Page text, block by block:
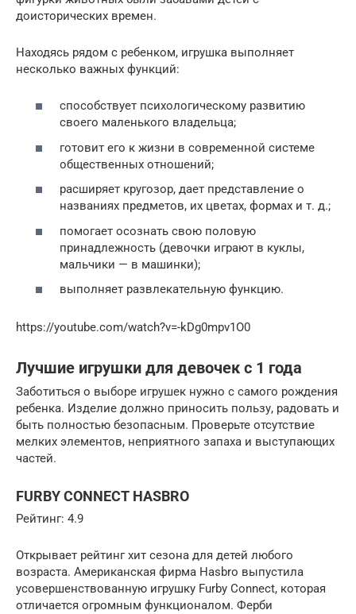
доисторических времен.
Находясь рядом с ребенком, игрушка выполняет
несколько важных функций:
способствует психологическому развитию
своего маленького владельца;
готовит его к жизни в современной системе
общественных отношений;
расширяет кругозор, дает представление о
названиях предметов, их цветах, формах и т. д.;
помогает осознать свою половую
принадлежность (девочки играют в куклы,
мальчики — в машинки);
выполняет развлекательную функцию.
https://youtube.com/watch?v=-kDg0mpv1O0
Лучшие игрушки для девочек с 1 года
Заботиться о выборе игрушек нужно с самого рождения
ребенка. Изделие должно приносить пользу, радовать и
быть полностью безопасным. Проверьте отсутствие
мелких элементов, неприятного запаха и выступающих
частей.
FURBY CONNECT HASBRO
Рейтинг: 4.9
Открывает рейтинг хит сезона для детей любого
возраста. Американская фирма Hasbro выпустила
усовершенствованную игрушку Furby Connect, которая
отличается огромным функционалом. Ферби